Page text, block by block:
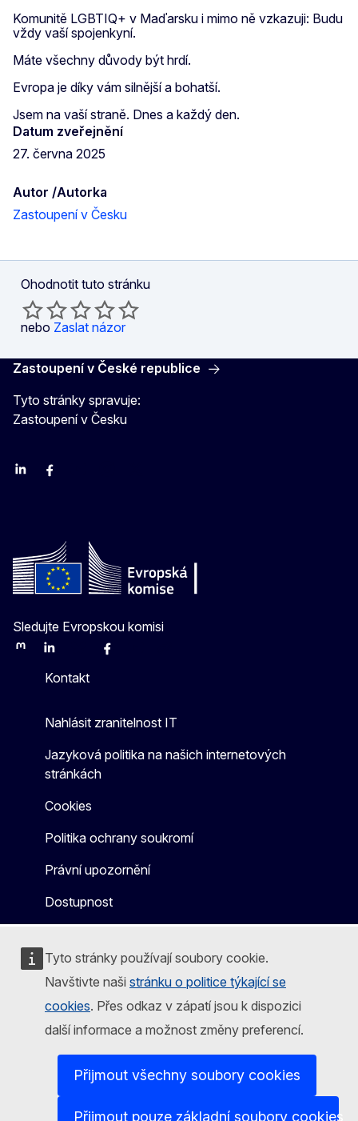
Tyto stránky používají soubory cookie.
Navštivte naši stránku o politice týkající se
cookies. Přes odkaz v zápatí jsou k dispozici
další informace a možnost změny preferencí.
Přijmout všechny soubory cookies
Přijmout pouze základní soubory cookies
Komunitě LGBTIQ+ v Maďarsku i mimo ně vzkazuji: Budu
vždy vaší spojenkyní.
Máte všechny důvody být hrdí.
Evropa je díky vám silnější a bohatší.
Jsem na vaší straně. Dnes a každý den.
Datum zveřejnění
27. června 2025
Autor /Autorka
Zastoupení v Česku
Ohodnotit tuto stránku
nebo Zaslat názor
Zastoupení v České republice
Tyto stránky spravuje:
Zastoupení v Česku
LinkedinFacebook
Sledujte Evropskou komisi
MastodonLinkedInBlueskyFacebook
Kontakt
Nahlásit zranitelnost IT
Jazyková politika na našich internetových
stránkách
Cookies
Politika ochrany soukromí
Právní upozornění
Dostupnost